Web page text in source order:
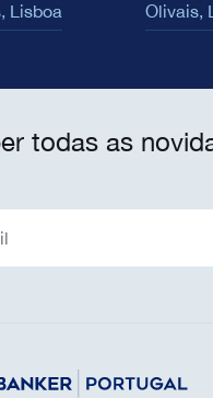
Lisboa
Olivais,
todas as